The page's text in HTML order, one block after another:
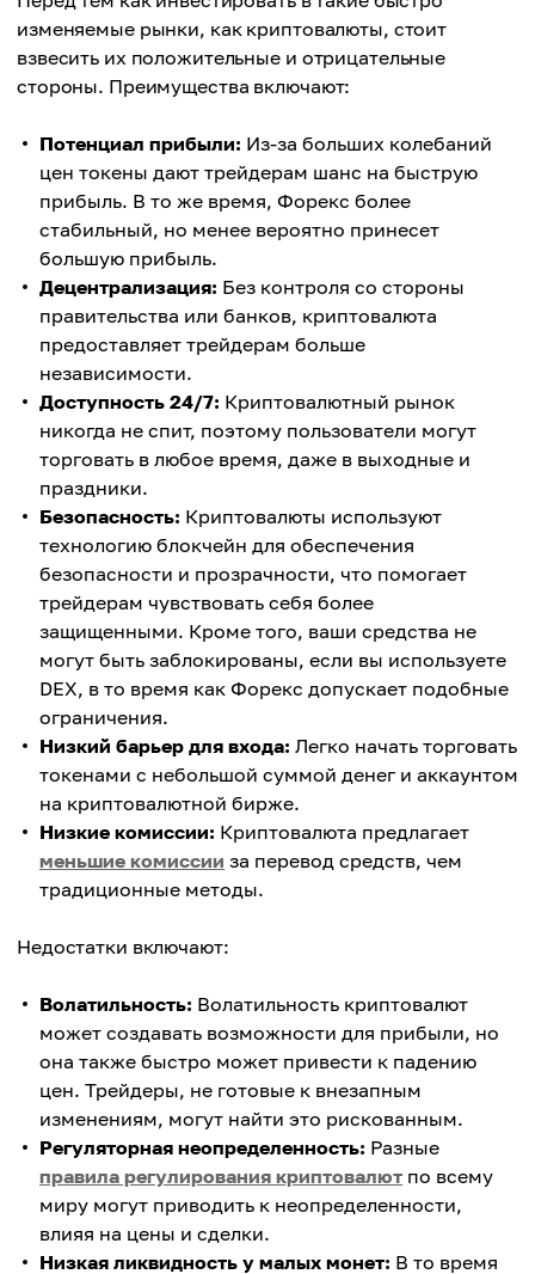
изменяемые рынки, как криптовалюты, стоит
взвесить их положительные и отрицательные
стороны. Преимущества включают:
Потенциал прибыли: Из-за больших колебаний
цен токены дают трейдерам шанс на быструю
прибыль. В то же время, Форекс более
стабильный, но менее вероятно принесет
большую прибыль.
Децентрализация: Без контроля со стороны
правительства или банков, криптовалюта
предоставляет трейдерам больше
независимости.
Доступность 24/7: Криптовалютный рынок
никогда не спит, поэтому пользователи могут
торговать в любое время, даже в выходные и
праздники.
Безопасность: Криптовалюты используют
технологию блокчейн для обеспечения
безопасности и прозрачности, что помогает
трейдерам чувствовать себя более
защищенными. Кроме того, ваши средства не
могут быть заблокированы, если вы используете
DEX, в то время как Форекс допускает подобные
ограничения.
Низкий барьер для входа: Легко начать торговать
токенами с небольшой суммой денег и аккаунтом
на криптовалютной бирже.
Низкие комиссии: Криптовалюта предлагает
меньшие комиссии за перевод средств, чем
традиционные методы.
Недостатки включают:
Волатильность: Волатильность криптовалют
может создавать возможности для прибыли, но
она также быстро может привести к падению
цен. Трейдеры, не готовые к внезапным
изменениям, могут найти это рискованным.
Регуляторная неопределенность: Разные
правила регулирования криптовалют по всему
миру могут приводить к неопределенности,
влияя на цены и сделки.
Низкая ликвидность у малых монет: В то время